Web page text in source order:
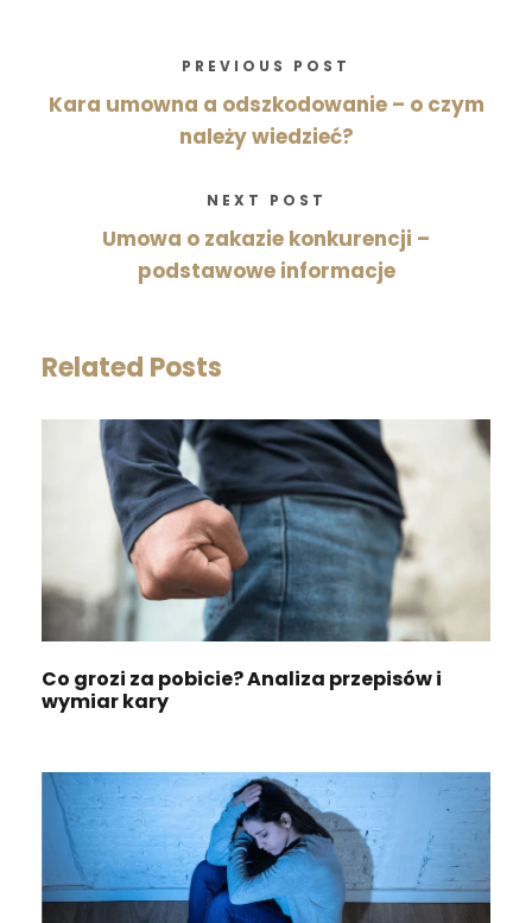
PREVIOUS POST
Kara umowna a odszkodowanie – o czym
należy wiedzieć?
NEXT POST
Umowa o zakazie konkurencji –
podstawowe informacje
Related Posts
Co grozi za pobicie? Analiza przepisów i
wymiar kary